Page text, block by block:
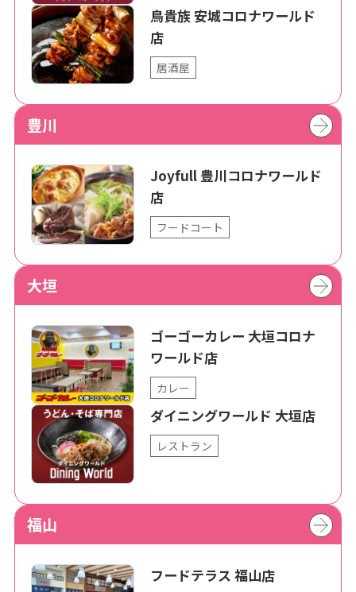
鳥貴族 安城コロナワールド
店
居酒屋
豊川
Joyfull 豊川コロナワールド
店
フードコート
大垣
ゴーゴーカレー 大垣コロナ
ワールド店
カレー
ダイニングワールド 大垣店
レストラン
福山
フードテラス 福山店